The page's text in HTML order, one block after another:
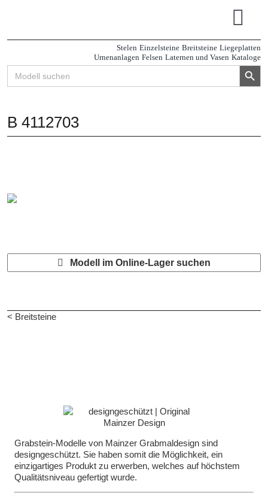
Stelen Einzelsteine Breitsteine Liegeplatten
Urnenanlagen Felsen Laternen und Vasen Kataloge
Search
for:
Search Button
B 4112703
Modell im Online-Lager suchen
< Breitsteine
Grabstein-Modelle von Mainzer Grabmaldesign sind
designgeschützt. Sie haben somit die Möglichkeit, ein
einzigartiges Produkt zu erwerben, welches auf höchstem
Qualitätsniveau gefertigt wurde.